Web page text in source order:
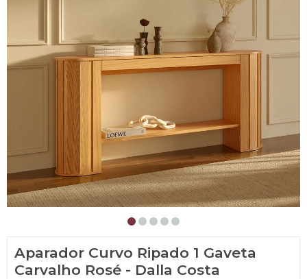
Aparador Curvo Ripado 1 Gaveta
Carvalho Rosé - Dalla Costa